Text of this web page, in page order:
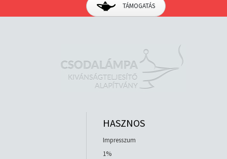
TÁMOGATÁS
HASZNOS
Impresszum
1%